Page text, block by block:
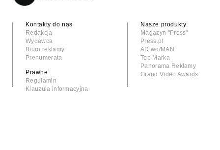
Kontakty do nas
Redakcja
Wydawca
Biuro reklamy
Prenumerata
Prawne:
Regulamin
Klauzula informacyjna
Nasze produkty:
Magazyn "Press"
Press.pl
AD wo/MAN
Top Marka
Panorama Reklamy
Grand Video Awards